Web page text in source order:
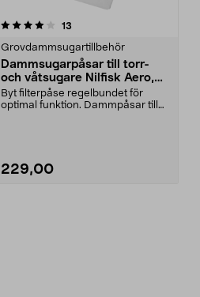
13
Grovdammsugartillbehör
Dammsugarpåsar till torr-
och våtsugare Nilfisk Aero,
5-pack
Byt filterpåse regelbundet för
optimal funktion. Dammpåsar till
229,00